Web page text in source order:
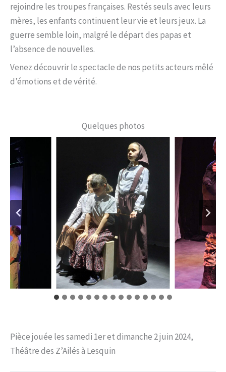
rejoindre les troupes françaises. Restés seuls avec leurs
mères, les enfants continuent leur vie et leurs jeux. La
guerre semble loin, malgré le départ des papas et
l’absence de nouvelles.
Venez découvrir le spectacle de nos petits acteurs mêlé
d’émotions et de vérité.
Quelques photos
Pièce jouée les samedi 1er et dimanche 2 juin 2024,
Théâtre des Z’Ailés à Lesquin